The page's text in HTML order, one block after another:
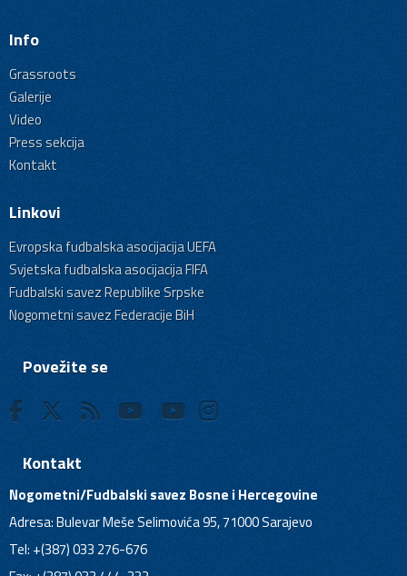
Info
Grassroots
Galerije
Video
Press sekcija
Kontakt
Linkovi
Evropska fudbalska asocijacija UEFA
Svjetska fudbalska asocijacija FIFA
Fudbalski savez Republike Srpske
Nogometni savez Federacije BiH
Povežite se
Kontakt
Nogometni/Fudbalski savez Bosne i Hercegovine
Adresa: Bulevar Meše Selimovića 95, 71000 Sarajevo
Tel: +(387) 033 276-676